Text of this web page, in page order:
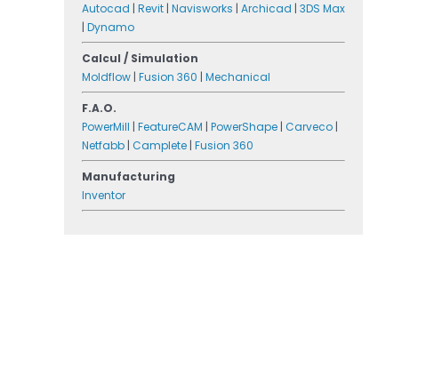
Autocad | Revit | Navisworks | Archicad | 3DS Max
| Dynamo
Calcul / Simulation
Moldflow | Fusion 360 | Mechanical
F.A.O.
PowerMill | FeatureCAM | PowerShape | Carveco |
Netfabb | Camplete | Fusion 360
Manufacturing
Inventor